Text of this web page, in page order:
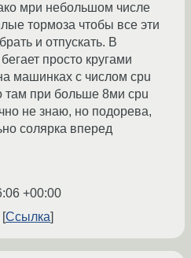
мри небольшом числе
тормоза чтобы все эти
и отпускать. В
просто кругами
машинках с числом cpu
там при больше 8ми cpu
не знаю, но подорева,
солярка вперед
+00:00
Ссылка